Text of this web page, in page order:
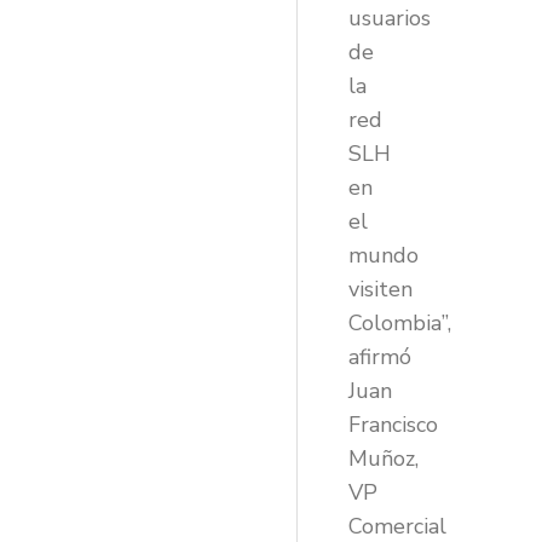
usuarios
de
la
red
SLH
en
el
mundo
visiten
Colombia”,
afirmó
Juan
Francisco
Muñoz,
VP
Comercial